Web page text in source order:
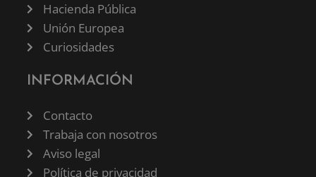
Hacienda Pública
Unión Europea
Curiosidades
INFORMACIÓN
Contacto
Trabaja con nosotros
Aviso legal
Política de privacidad